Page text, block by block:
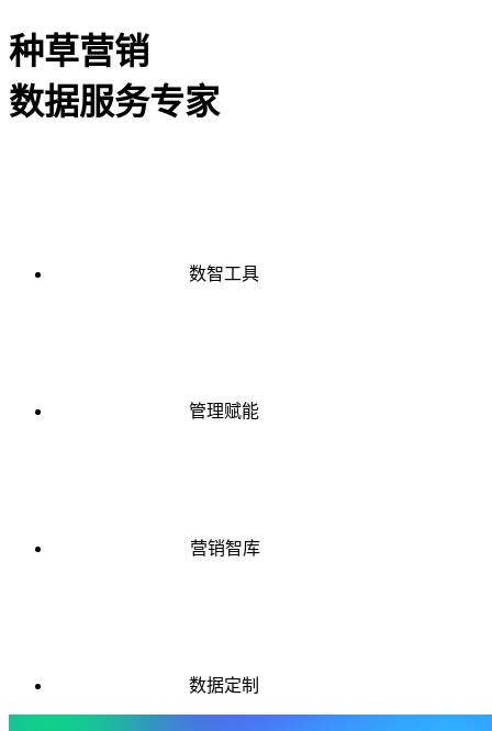
种草营销
数据服务专家
数智工具
管理赋能
营销智库
数据定制